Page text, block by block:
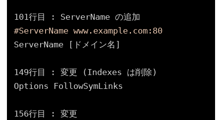
101行目 : ServerName の追加
#ServerName www.example.com:80
ServerName [ドメイン名]
149行目 : 変更 (Indexes は削除)
Options FollowSymLinks
156行目 : 変更